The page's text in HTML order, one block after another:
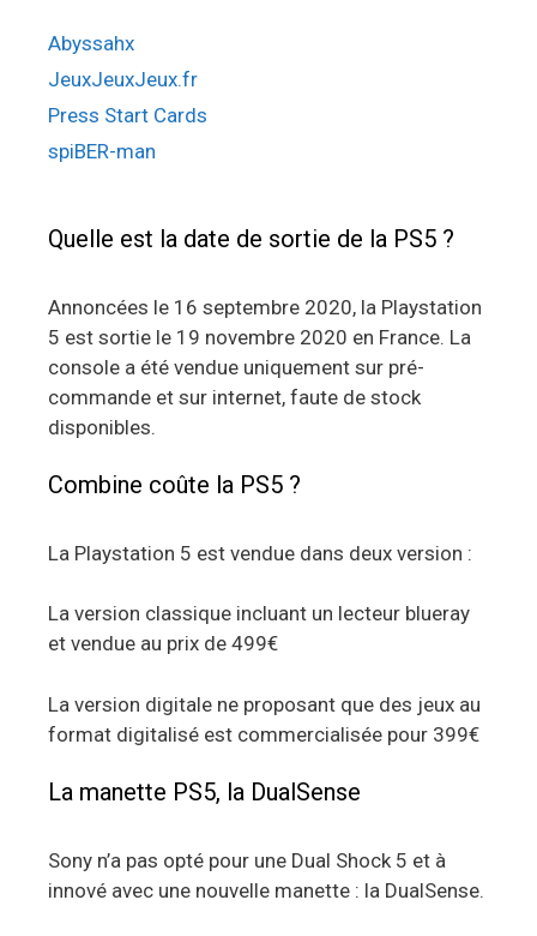
Abyssahx
JeuxJeuxJeux.fr
Press Start Cards
spiBER-man
Quelle est la date de sortie de la PS5 ?
Annoncées le 16 septembre 2020, la Playstation
5 est sortie le 19 novembre 2020 en France. La
console a été vendue uniquement sur pré-
commande et sur internet, faute de stock
disponibles.
Combine coûte la PS5 ?
La Playstation 5 est vendue dans deux version :
La version classique incluant un lecteur blueray
et vendue au prix de 499€
La version digitale ne proposant que des jeux au
format digitalisé est commercialisée pour 399€
La manette PS5, la DualSense
Sony n’a pas opté pour une Dual Shock 5 et à
innové avec une nouvelle manette : la DualSense.